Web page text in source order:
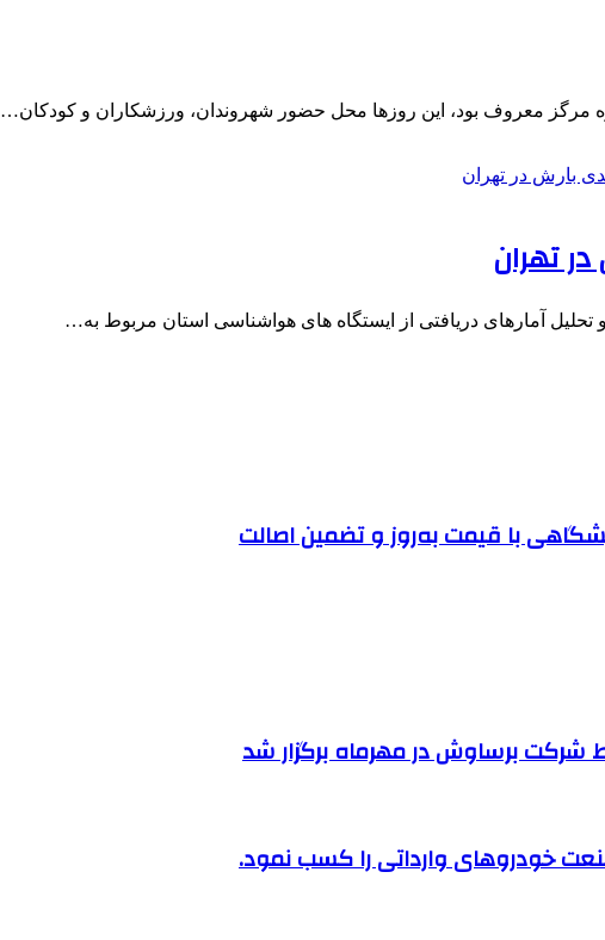
مرگز معروف بود، این روزها محل حضور شهروندان، ورزشکاران و کودکان…
تحلیل آمارهای دریافتی از ایستگاه های هواشناسی استان مربوط به…
با قیمت به‌روز و تضمین اصالت
برساوش در مهرماه برگزار شد
خودروهای وارداتی را کسب نمود.